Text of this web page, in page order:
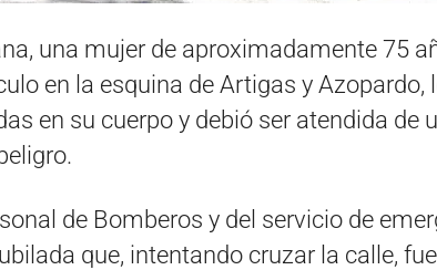
una mujer de aproximadamente 75
en la esquina de Artigas y Azopardo,
en su cuerpo y debió ser atendida de
de Bomberos y del servicio de
que, intentando cruzar la calle, fue